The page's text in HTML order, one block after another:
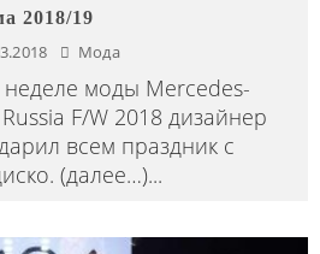
2018/19
Мода
моды Mercedes-
F/W 2018 дизайнер
всем праздник с
(далее…)...